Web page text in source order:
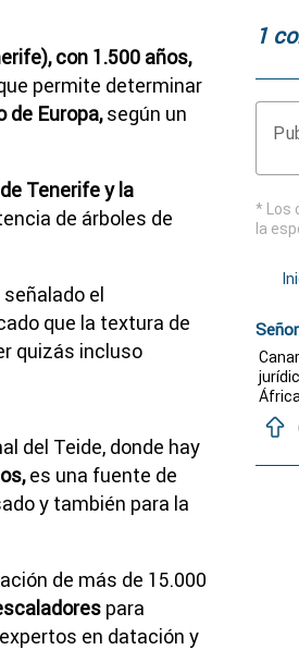
con 1.500 años,
permite determinar
de Europa,según un
Tenerife y la
de árboles de
el
que la textura de
quizás incluso
del Teide, donde hay
es una fuente de
y también para la
de más de 15.000
para
en datación y
1
* Los
la